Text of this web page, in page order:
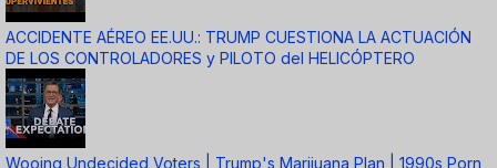
ACCIDENTE AÉREO EE.UU.: TRUMP CUESTIONA LA ACTUACIÓN
DE LOS CONTROLADORES y PILOTO del HELICÓPTERO
Wooing Undecided Voters | Trump's Marijuana Plan | 1990s Porn